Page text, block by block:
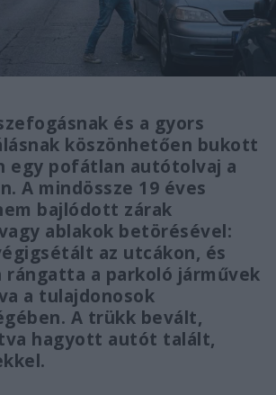
és a gyors
köszönhetően bukott
egy pofátlan autótolvaj a
A mindössze 19 éves
bajlódott zárak
ablakok betörésével:
az utcákon, és
rángatta a parkoló járművek
a tulajdonosok
A trükk bevált,
hagyott autót talált,